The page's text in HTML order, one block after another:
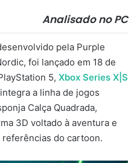
Analisado no PC
pela Purple
foi lançado em 18 de
5, Xbox Series X|S
a linha de jogos
Calça Quadrada,
3D voltado à aventura e
do cartoon.